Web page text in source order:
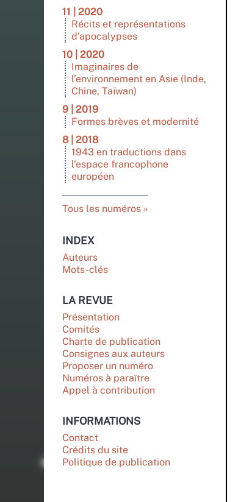
11 | 2020
Récits et représentations
d’apocalypses
10 | 2020
Imaginaires de
l’environnement en Asie (Inde,
Chine, Taïwan)
9 | 2019
Formes brèves et modernité
8 | 2018
1943 en traductions dans
l’espace francophone
européen
Tous les numéros
INDEX
Auteurs
Mots-clés
LA REVUE
Présentation
Comités
Charte de publication
Consignes aux auteurs
Proposer un numéro
Numéros à paraître
Appel à contribution
INFORMATIONS
Contact
Crédits du site
Politique de publication